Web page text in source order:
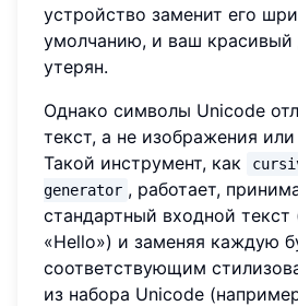
устройство заменит его
умолчанию, и ваш красивый
утерян.
Однако символы Unicode
текст, а не изображения
Такой инструмент, как
generator , работает,
стандартный входной
«Hello») и заменяя каждую
соответствующим
из набора Unicode